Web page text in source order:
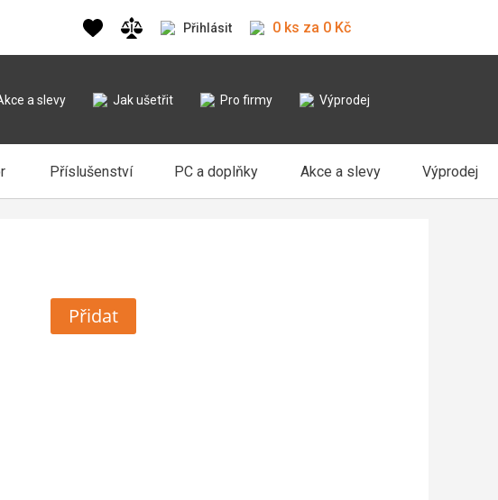
Přihlásit 0 ks za 0 Kč
a slevy Jak ušetřit Pro firmy Výprodej
Příslušenství PC a doplňky Akce a slevy Výprodej
Přidat